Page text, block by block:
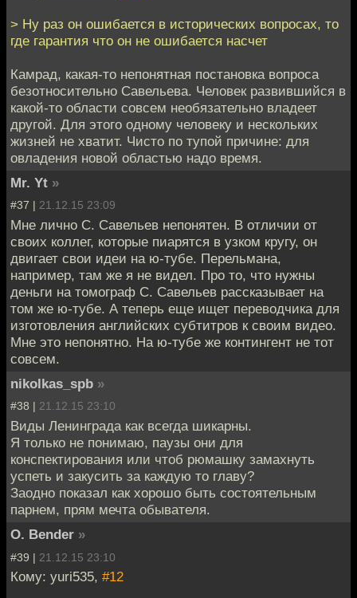
> Ну раз он ошибается в исторических вопросах, то
где гарантия что он не ошибается насчет
Камрад, какая-то непонятная постановка вопроса
безотносительно Савельева. Человек развившийся в
какой-то области совсем необязательно владеет
другой. Для этого одному человеку и нескольких
жизней не хватит. Чисто по тупой причине: для
овладения новой областью надо время.
Mr. Yt »
#37 | 21.12.15 23:09
Мне лично С. Савельев непонятен. В отличии от
своих коллег, которые пиарятся в узком кругу, он
двигает свои идеи на ю-тубе. Перельмана,
например, там же я не видел. Про то, что нужны
деньги на томограф С. Савельев рассказывает на
том же ю-тубе. А теперь еще ищет переводчика для
изготовления английских субтитров к своим видео.
Мне это непонятно. На ю-тубе же контингент не тот
совсем.
nikolkas_spb »
#38 | 21.12.15 23:10
Виды Ленинграда как всегда шикарны.
Я только не понимаю, паузы они для
конспектирования или чтоб рюмашку замахнуть
успеть и закусить за каждую то главу?
Заодно показал как хорошо быть состоятельным
парнем, прям мечта обывателя.
O. Bender »
#39 | 21.12.15 23:10
Кому: yuri535, #12